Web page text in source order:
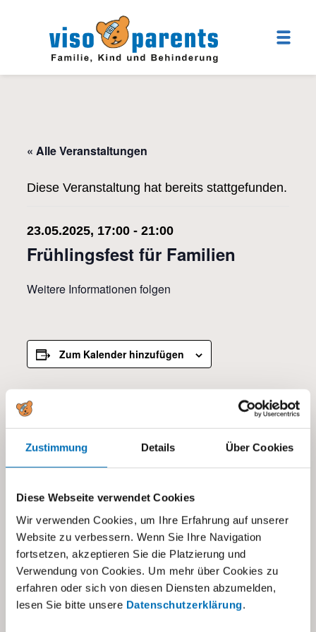
Zustimmung Details Über Cookies
Diese Webseite verwendet Cookies
Wir verwenden Cookies, um Ihre Erfahrung auf unserer
Website zu verbessern. Wenn Sie Ihre Navigation
fortsetzen, akzeptieren Sie die Platzierung und
Verwendung von Cookies. Um mehr über Cookies zu
erfahren oder sich von diesen Diensten abzumelden,
lesen Sie bitte unsere Datenschutzerklärung.
« Alle Veranstaltungen
Diese Veranstaltung hat bereits stattgefunden.
23.05.2025, 17:00 - 21:00
Frühlingsfest für Familien
Weitere Informationen folgen
Zum Kalender hinzufügen
DETAILS
23.05.2025
17:00 - 21:00
Kategorien:
Alle,Tagesschule visoparents